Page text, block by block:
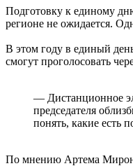
Подготовку к единому
регионе не ожидается.
В этом году в единый
смогут проголосовать
— Дистанционное
председателя
понять, какие есть
По мнению Артема